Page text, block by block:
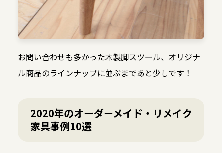
お問い合わせも多かった木製脚スツール、オリジナ
ル商品のラインナップに並ぶまであと少しです！
2020年のオーダーメイド・リメイク
家具事例10選